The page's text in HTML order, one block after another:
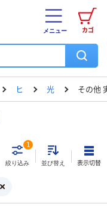
カゴ
メニュー
ヒ 光 その他
絞り込み
1
並び替え 表示切替